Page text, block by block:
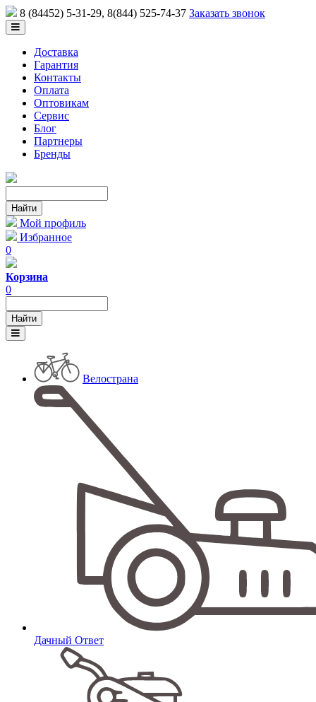
8 (84452) 5-31-29, 8(844) 525-74-37 Заказать звонок
Доставка
Гарантия
Контакты
Оплата
Оптовикам
Сервис
Блог
Партнеры
Бренды
Мой профиль
Избранное
0
Корзина
0
Велострана
Дачный Ответ